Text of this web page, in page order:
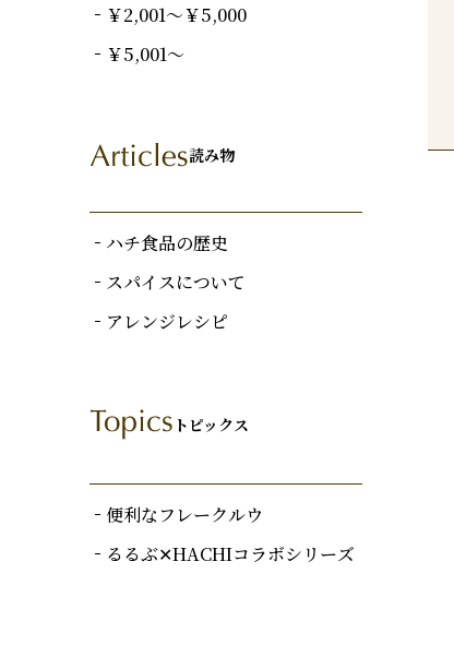
￥2,001～￥5,000
￥5,001～
読み物
ハチ食品の歴史
スパイスについて
アレンジレシピ
トピックス
便利なフレークルウ
るるぶ✕HACHIコラボシリーズ